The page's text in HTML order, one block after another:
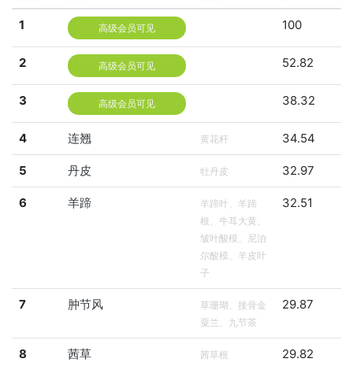
1 高级会员可见 100
2 高级会员可见 52.82
3 高级会员可见 38.32
4 连翘 黄花杆 34.54
5 丹皮 牡丹皮 32.97
6 羊蹄
羊蹄叶、羊蹄
根、牛耳大黄、
皱叶酸模、尼泊
尔酸模、羊皮叶
子
32.51
7 肿节风
草珊瑚、接骨金
粟兰、九节茶
29.87
8 茜草 茜草根 29.82